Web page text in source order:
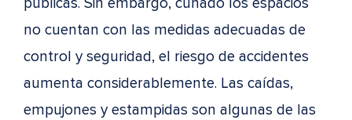
no cuentan con las medidas adecuadas de
control y seguridad, el riesgo de accidentes
aumenta considerablemente. Las caídas,
empujones y estampidas son algunas de las